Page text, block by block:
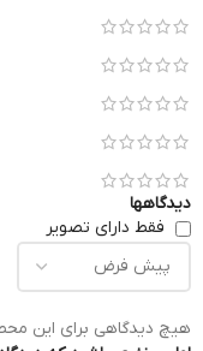
دیدگاهها
فقط دارای تصویر
هیچ دیدگاهی برای این